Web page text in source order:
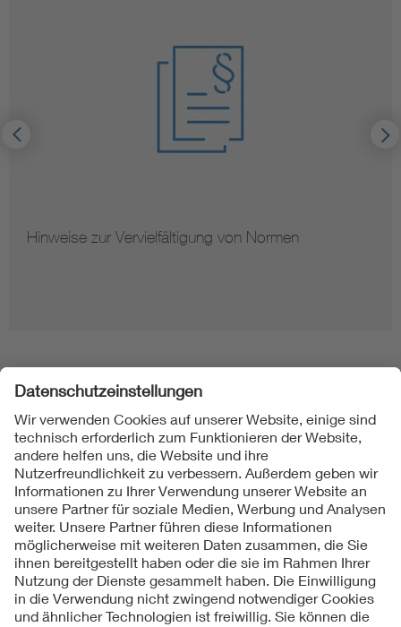
Hinweise zur Vervielfältigung von Normen
Folgen Sie uns
Kontakt